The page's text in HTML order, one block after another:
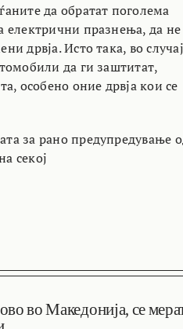
да обратат поголема
електрични празнења, да не
дрвја. Исто така, во случај
да ги заштитат,
особено оние дрвја кои се
за рано предупредување
секој
во Македонија, се